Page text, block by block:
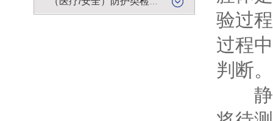
验过
过程
判断。
静水